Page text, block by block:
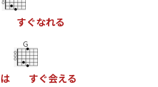
すぐなれる
は
G
すぐ会える